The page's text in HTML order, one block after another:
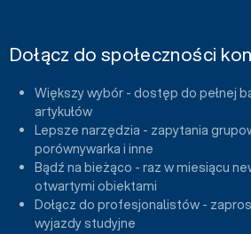
Dołącz do społeczności
Większy wybór - dostęp do pełnej
artykułów
Lepsze narzędzia - zapytania
porównywarka i inne
Bądź na bieżąco - raz w miesiącu
otwartymi obiektami
Dołącz do profesjonalistów -
wyjazdy studyjne